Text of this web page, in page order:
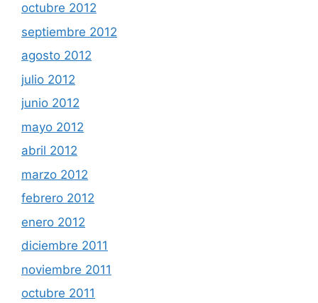
octubre 2012
septiembre 2012
agosto 2012
julio 2012
junio 2012
mayo 2012
abril 2012
marzo 2012
febrero 2012
enero 2012
diciembre 2011
noviembre 2011
octubre 2011